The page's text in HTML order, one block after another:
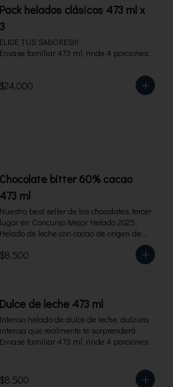
Pack helados clásicos 473 ml x
3
ELIGE TUS SABORES!!!
Envase familiar 473 ml, rinde 4 porciones.
$24.000
Chocolate bitter 60% cacao
473 ml
Nuestro best seller de los chocolates, tercer
lugar en Concurso Mejor Helado 2025.
Helado de leche con cacao de origen de
intensidad al 60%. Envase familiar 473 ml,
rinde 4  porciones.
$8.500
Dulce de leche 473 ml
Intenso helado de dulce de leche, dulzura
intensa que realmente te sorprenderá.
Envase familiar 473 ml, rinde 4 porciones.
$8.500